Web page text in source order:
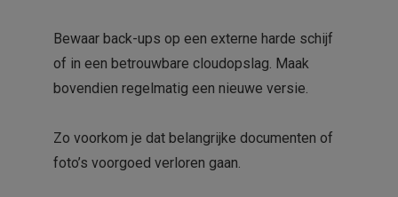
Bewaar back-ups op een externe harde schijf
of in een betrouwbare cloudopslag. Maak
bovendien regelmatig een nieuwe versie.
Zo voorkom je dat belangrijke documenten of
foto’s voorgoed verloren gaan.